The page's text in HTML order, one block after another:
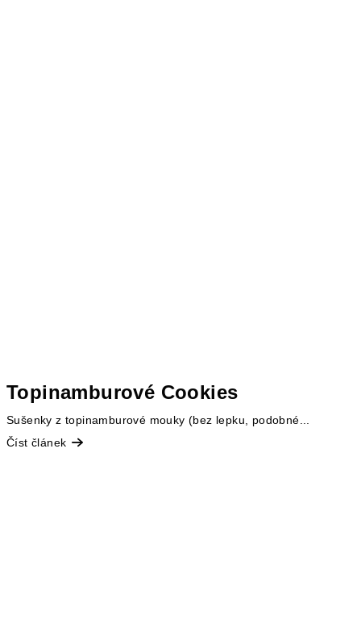
Topinamburové Cookies
Sušenky z topinamburové mouky (bez lepku, podobné...
Číst článek